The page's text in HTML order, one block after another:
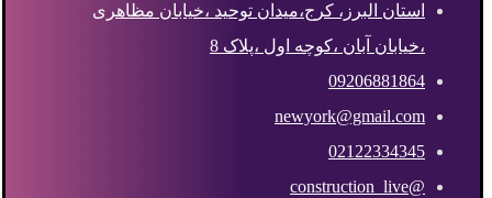
استان البرز، کرج،میدان توحید ،خیابان مظاهری
،خیابان آبان ،کوچه اول ،پلاک 8
09206881864
newyork@gmail.com
02122334345
@construction_live